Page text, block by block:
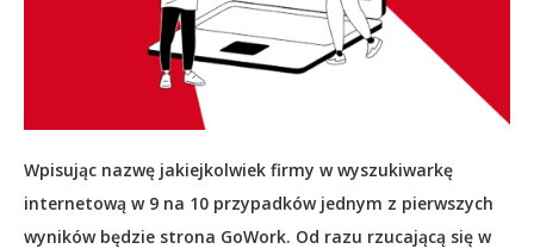
Wpisując nazwę jakiejkolwiek firmy w wyszukiwarkę
internetową w 9 na 10 przypadków jednym z pierwszych
wyników będzie strona GoWork. Od razu rzucającą się w